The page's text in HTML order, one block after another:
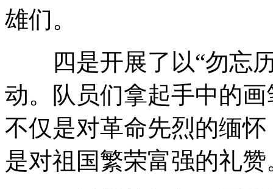
雄们。
四是开展了以“勿忘历
动。队员们拿起手中的
不仅是对革命先烈的缅
是对祖国繁荣富强的礼赞